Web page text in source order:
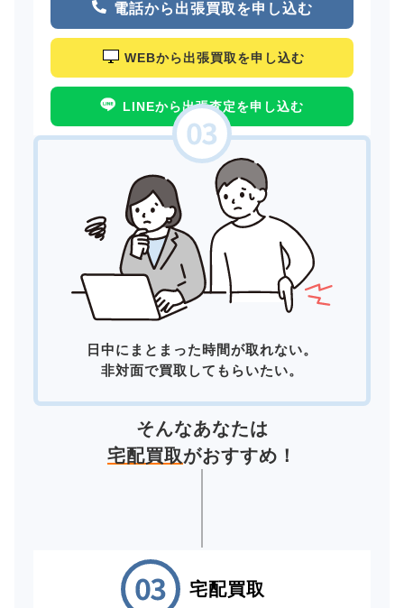
電話から出張買取を申し込む
WEBから出張買取を申し込む
LINEから出張査定を申し込む
日中にまとまった時間が取れない。
非対面で買取してもらいたい。
そんなあなたは
宅配買取がおすすめ！
宅配買取